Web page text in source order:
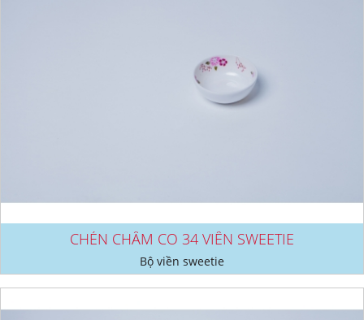
CHÉN CHẤM CO 34 VIỀN SWEETIE
Bộ viền sweetie